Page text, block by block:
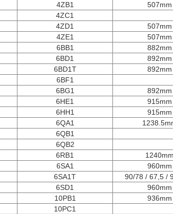
4ZB1
507mm
4ZC1
4ZD1
507mm
4ZE1
507mm
6BB1
882mm
6BD1
892mm
6BD1T
892mm
6BF1
6BG1
892mm
6HE1
915mm
6HH1
915mm
6QA1
6QB1
6QB2
6RB1
1240mm
6SA1
960mm
6SA1T
90/78 / 67,5 /
6SD1
960mm
10PB1
936mm
10PC1